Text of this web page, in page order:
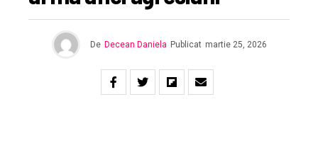
De Decean Daniela Publicat martie 25, 2026